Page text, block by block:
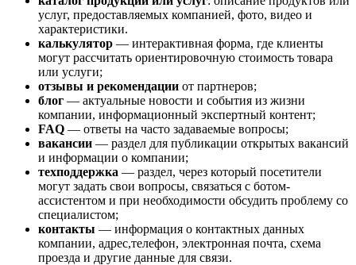
услуг, предоставляемых компанией, фото, видео и
характеристики.
калькулятор — интерактивная форма, где клиенты
могут рассчитать ориентировочную стоимость товара
или услуги;
отзывы и рекомендации от партнеров;
блог — актуальные новости и события из жизни
компании, информационный экспертный контент;
FAQ — ответы на часто задаваемые вопросы;
вакансии — раздел для публикации открытых вакансий
и информации о компании;
техподдержка — раздел, через который посетители
могут задать свои вопросы, связаться с ботом-
ассистентом и при необходимости обсудить проблему со
специалистом;
контакты — информация о контактных данных
компании, адрес,телефон, электронная почта, схема
проезда и другие данные для связи.